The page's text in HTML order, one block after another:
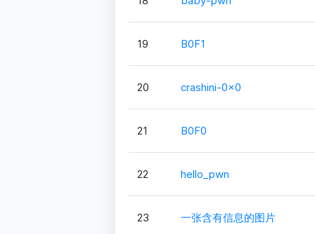
19 B0F1
20 crashini-0x0
21 B0F0
22 hello_pwn
23 一张含有信息的图片